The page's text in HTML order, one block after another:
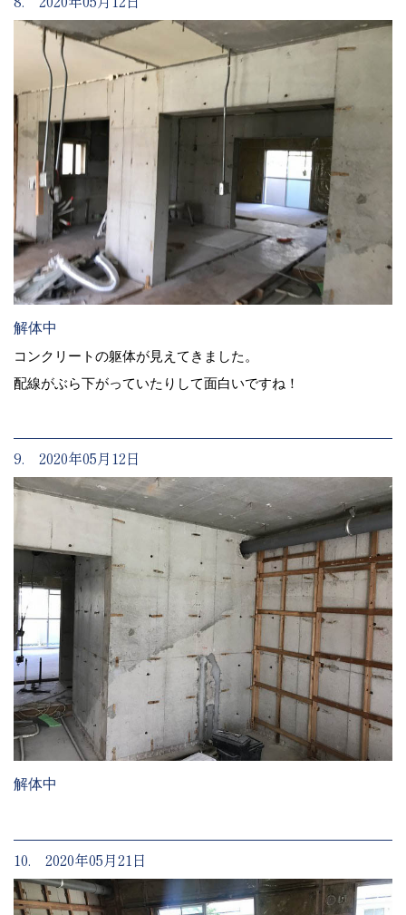
解体中
コンクリートの躯体が見えてきました。
配線がぶら下がっていたりして面白いですね！
9. 2020年05月12日
解体中
10. 2020年05月21日